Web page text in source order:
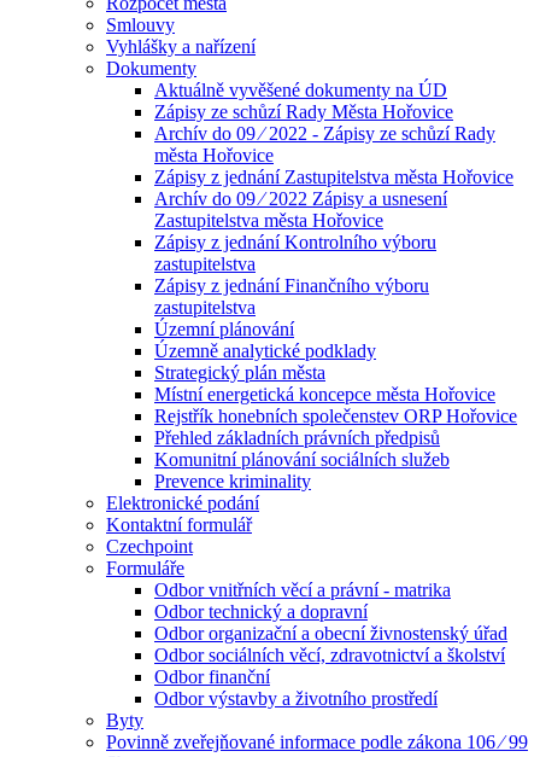
Smlouvy
Vyhlášky a nařízení
Dokumenty
Aktuálně vyvěšené dokumenty na ÚD
Zápisy ze schůzí Rady Města Hořovice
Archív do 09 ⁄ 2022 - Zápisy ze schůzí Rady
města Hořovice
Zápisy z jednání Zastupitelstva města Hořovice
Archív do 09 ⁄ 2022 Zápisy a usnesení
Zastupitelstva města Hořovice
Zápisy z jednání Kontrolního výboru
zastupitelstva
Zápisy z jednání Finančního výboru
zastupitelstva
Územní plánování
Územně analytické podklady
Strategický plán města
Místní energetická koncepce města Hořovice
Rejstřík honebních společenstev ORP Hořovice
Přehled základních právních předpisů
Komunitní plánování sociálních služeb
Prevence kriminality
Elektronické podání
Kontaktní formulář
Czechpoint
Formuláře
Odbor vnitřních věcí a právní - matrika
Odbor technický a dopravní
Odbor organizační a obecní živnostenský úřad
Odbor sociálních věcí, zdravotnictví a školství
Odbor finanční
Odbor výstavby a životního prostředí
Byty
Povinně zveřejňované informace podle zákona 106 ⁄ 99